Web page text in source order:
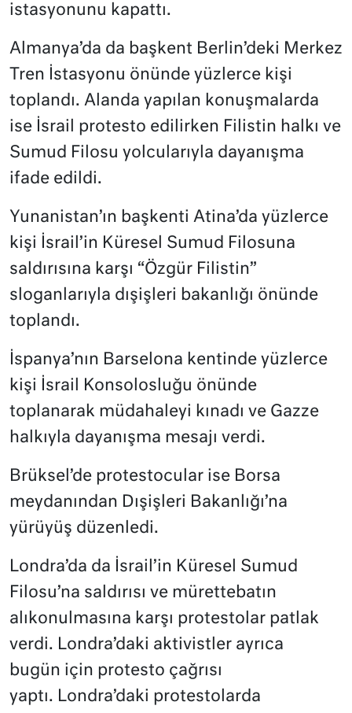
istasyonunu kapattı.
Almanya’da da başkent Berlin’deki Merkez
Tren İstasyonu önünde yüzlerce kişi
toplandı. Alanda yapılan konuşmalarda
ise İsrail protesto edilirken Filistin halkı ve
Sumud Filosu yolcularıyla dayanışma
ifade edildi.
Yunanistan’ın başkenti Atina’da yüzlerce
kişi İsrail’in Küresel Sumud Filosuna
saldırısına karşı “Özgür Filistin”
sloganlarıyla dışişleri bakanlığı önünde
toplandı.
İspanya’nın Barselona kentinde yüzlerce
kişi İsrail Konsolosluğu önünde
toplanarak müdahaleyi kınadı ve Gazze
halkıyla dayanışma mesajı verdi.
Brüksel’de protestocular ise Borsa
meydanından Dışişleri Bakanlığı’na
yürüyüş düzenledi.
Londra’da da İsrail’in Küresel Sumud
Filosu’na saldırısı ve mürettebatın
alıkonulmasına karşı protestolar patlak
verdi. Londra’daki aktivistler ayrıca
bugün için protesto çağrısı
yaptı. Londra’daki protestolarda